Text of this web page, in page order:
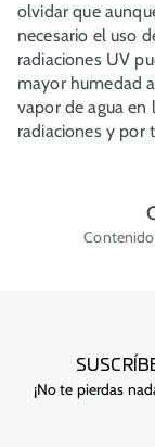
olvidar que
necesario el uso
radiaciones UV
mayor humedad
vapor de agua en
radiaciones y por
¡No te pierdas